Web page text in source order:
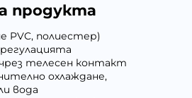
продукта
PVC, полиестер)
телесен контакт
охлаждане,
вода